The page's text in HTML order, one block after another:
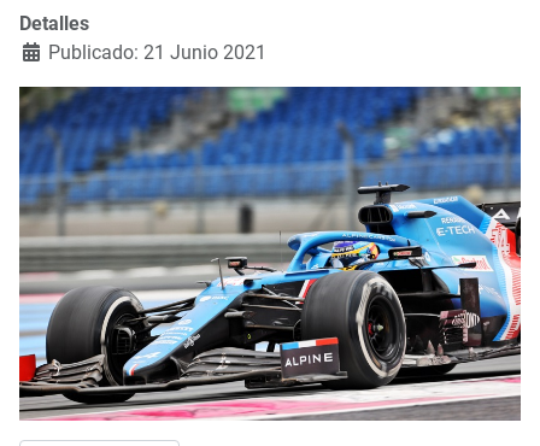
Detalles
Publicado: 21 Junio 2021